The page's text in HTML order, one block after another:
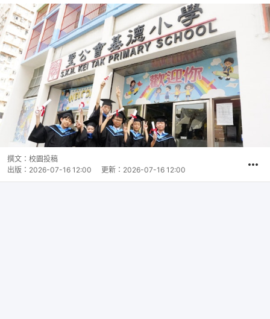
撰文： 校園投稿
出版： 2026-07-16 12:00 更新： 2026-07-16 12:00